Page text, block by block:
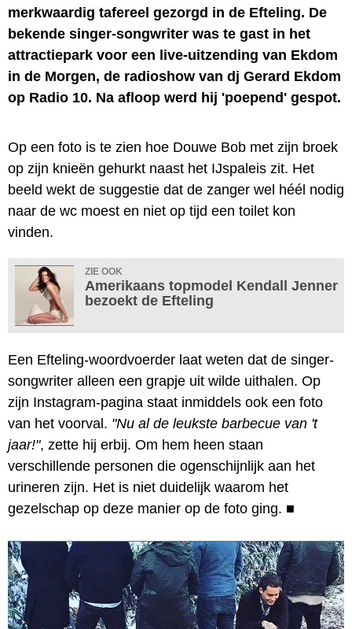
merkwaardig tafereel gezorgd in de Efteling. De
bekende singer-songwriter was te gast in het
attractiepark voor een live-uitzending van Ekdom
in de Morgen, de radioshow van dj Gerard Ekdom
op Radio 10. Na afloop werd hij 'poepend' gespot.
Op een foto is te zien hoe Douwe Bob met zijn broek
op zijn knieën gehurkt naast het IJspaleis zit. Het
beeld wekt de suggestie dat de zanger wel héél nodig
naar de wc moest en niet op tijd een toilet kon
vinden.
ZIE OOK
Amerikaans topmodel Kendall Jenner
bezoekt de Efteling
Een Efteling-woordvoerder laat weten dat de singer-
songwriter alleen een grapje uit wilde uithalen. Op
zijn Instagram-pagina staat inmiddels ook een foto
van het voorval. "Nu al de leukste barbecue van 't
jaar!", zette hij erbij. Om hem heen staan
verschillende personen die ogenschijnlijk aan het
urineren zijn. Het is niet duidelijk waarom het
gezelschap op deze manier op de foto ging. ■